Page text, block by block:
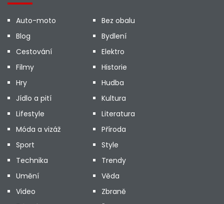
Auto-moto
Bez obalu
Blog
Bydlení
Cestování
Elektro
Filmy
Historie
Hry
Hudba
Jídlo a pití
Kultura
Lifestyle
Literatura
Móda a vizáž
Příroda
Sport
Style
Technika
Trendy
Umění
Věda
Video
Zbraně